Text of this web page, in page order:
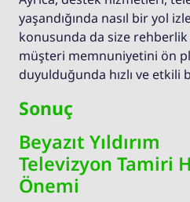
yaşandığında nasıl bir yol
konusunda da size rehberlik
müşteri memnuniyetini ön
duyulduğunda hızlı ve etkili
Sonuç
Beyazıt Yıldırım
Televizyon Tamiri
Önemi